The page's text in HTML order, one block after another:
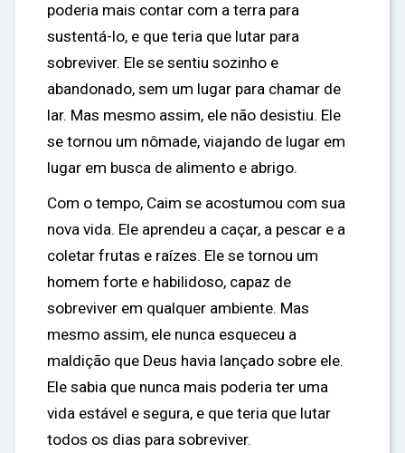
poderia mais contar com a terra para
sustentá-lo, e que teria que lutar para
sobreviver. Ele se sentiu sozinho e
abandonado, sem um lugar para chamar de
lar. Mas mesmo assim, ele não desistiu. Ele
se tornou um nômade, viajando de lugar em
lugar em busca de alimento e abrigo.
Com o tempo, Caim se acostumou com sua
nova vida. Ele aprendeu a caçar, a pescar e a
coletar frutas e raízes. Ele se tornou um
homem forte e habilidoso, capaz de
sobreviver em qualquer ambiente. Mas
mesmo assim, ele nunca esqueceu a
maldição que Deus havia lançado sobre ele.
Ele sabia que nunca mais poderia ter uma
vida estável e segura, e que teria que lutar
todos os dias para sobreviver.